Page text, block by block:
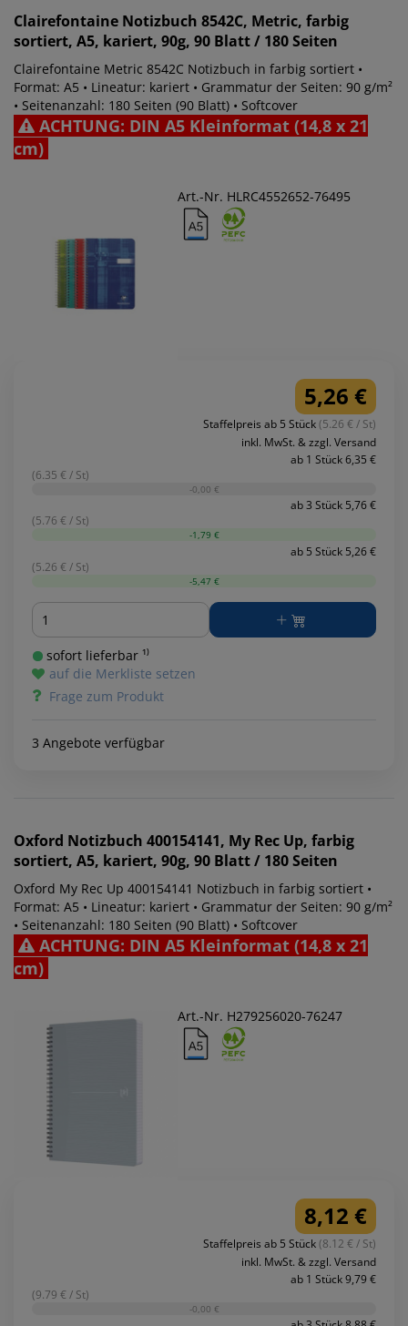
Clairefontaine Notizbuch 8542C, Metric, farbig
sortiert, A5, kariert, 90g, 90 Blatt / 180 Seiten
Clairefontaine Metric 8542C Notizbuch in farbig sortiert •
Format: A5 • Lineatur: kariert • Grammatur der Seiten: 90 g/m²
• Seitenanzahl: 180 Seiten (90 Blatt) • Softcover
ACHTUNG: DIN A5 Kleinformat (14,8 x 21
cm)
Art.-Nr. HLRC4552652-76495
5,26 €
Staffelpreis ab 5 Stück(5.26 € / St)
inkl. MwSt. & zzgl. Versand
ab 1 Stück 6,35 €
(6.35 € / St)
-0,00 €
ab 3 Stück 5,76 €
(5.76 € / St)
-1,79 €
ab 5 Stück 5,26 €
(5.26 € / St)
-5,47 €
Menge
sofort lieferbar ¹⁾
auf die Merkliste setzen
Frage zum Produkt
3 Angebote verfügbar
Oxford Notizbuch 400154141, My Rec Up, farbig
sortiert, A5, kariert, 90g, 90 Blatt / 180 Seiten
Oxford My Rec Up 400154141 Notizbuch in farbig sortiert •
Format: A5 • Lineatur: kariert • Grammatur der Seiten: 90 g/m²
• Seitenanzahl: 180 Seiten (90 Blatt) • Softcover
ACHTUNG: DIN A5 Kleinformat (14,8 x 21
cm)
Art.-Nr. H279256020-76247
8,12 €
Staffelpreis ab 5 Stück(8.12 € / St)
inkl. MwSt. & zzgl. Versand
ab 1 Stück 9,79 €
(9.79 € / St)
-0,00 €